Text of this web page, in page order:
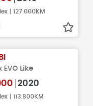
| 127.000KM
EVO Like
2020
| 113.800KM